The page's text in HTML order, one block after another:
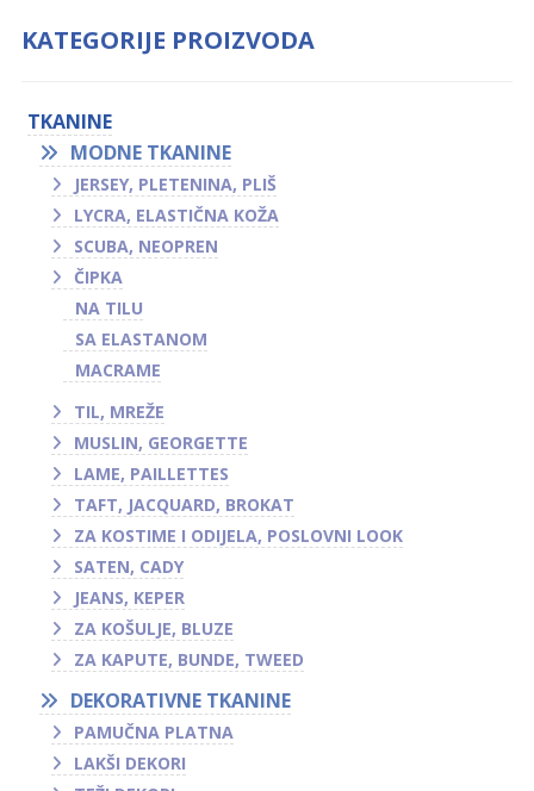
KATEGORIJE PROIZVODA
TKANINE
MODNE TKANINE
JERSEY, PLETENINA, PLIŠ
LYCRA, ELASTIČNA KOŽA
SCUBA, NEOPREN
ČIPKA
NA TILU
SA ELASTANOM
MACRAME
TIL, MREŽE
MUSLIN, GEORGETTE
LAME, PAILLETTES
TAFT, JACQUARD, BROKAT
ZA KOSTIME I ODIJELA, POSLOVNI LOOK
SATEN, CADY
JEANS, KEPER
ZA KOŠULJE, BLUZE
ZA KAPUTE, BUNDE, TWEED
DEKORATIVNE TKANINE
PAMUČNA PLATNA
LAKŠI DEKORI